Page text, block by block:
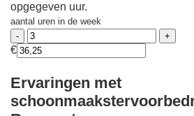
opgegeven uur.
aantal uren in de week
€
Ervaringen met